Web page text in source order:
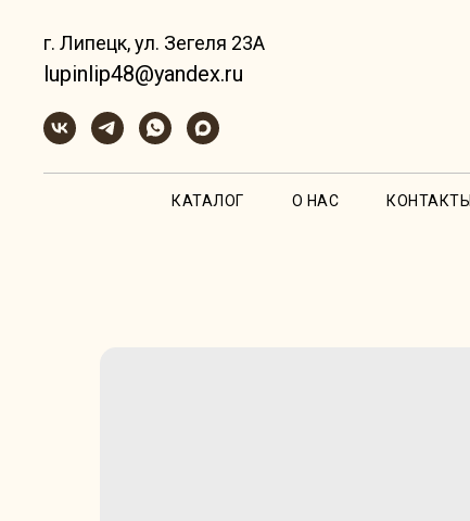
г. Липецк, ул. Зегеля 23А
lupinlip48@yandex.ru
КАТАЛОГ О НАС КОНТАКТЫ